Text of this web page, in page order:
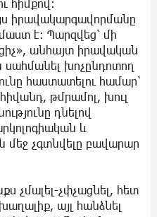
հիմքով։
իրավակարգավորմանը
է։ Պարզվեց՝ մի
անհայտ իրավական
սահմանել խոչընդոտող
հաստատելու համար՝
թմրամոլ, խուլ
դնելով
և
մեջ չգտնվելը բավարար
չմալել-չփչացնել, հետ
այլ հանձնել